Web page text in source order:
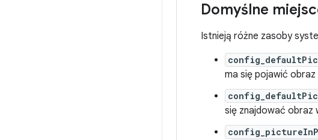
Domyślne
Istnieją różne zasoby
ma się pojawić obraz
się znajdować obraz